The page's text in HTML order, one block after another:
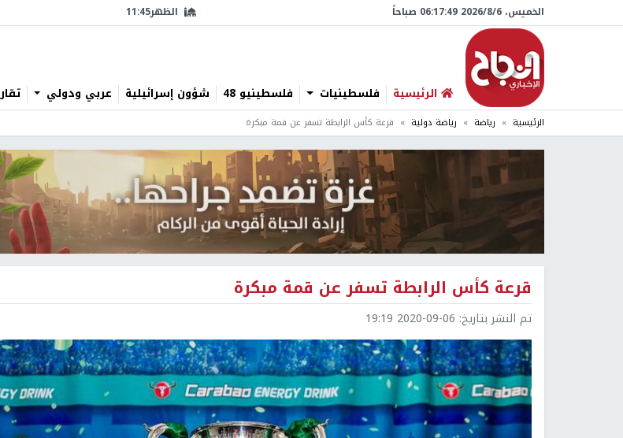
الخميس، 6/‏8/‏2026 06:17:50 صباحاً الظهر11:45
الرئيسية فلسطينيات فلسطينيو 48 شؤون إسرائيلية عربي ودولي
الرئيسية رياضة رياضة دولية قرعة كأس الرابطة تسفر عن قمة مبكرة
قرعة كأس الرابطة تسفر عن قمة مبكرة
تم النشر بتاريخ: 2020-09-06 19:19